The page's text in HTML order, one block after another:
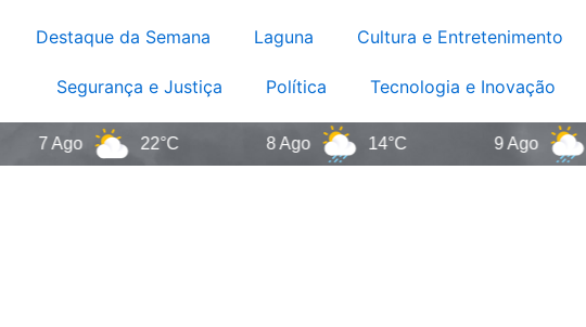
Destaque da Semana Laguna Cultura e Entretenimento
Segurança e Justiça Política Tecnologia e Inovação
Ago 22°C 8 Ago 14°C 9 Ago 16°C